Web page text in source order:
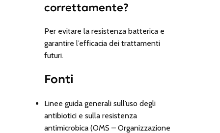
correttamente?
Per evitare la resistenza batterica e
garantire l’efficacia dei trattamenti
futuri.
Fonti
Linee guida generali sull’uso degli
antibiotici e sulla resistenza
antimicrobica (OMS – Organizzazione